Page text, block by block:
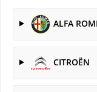
ALFA
CITROËN